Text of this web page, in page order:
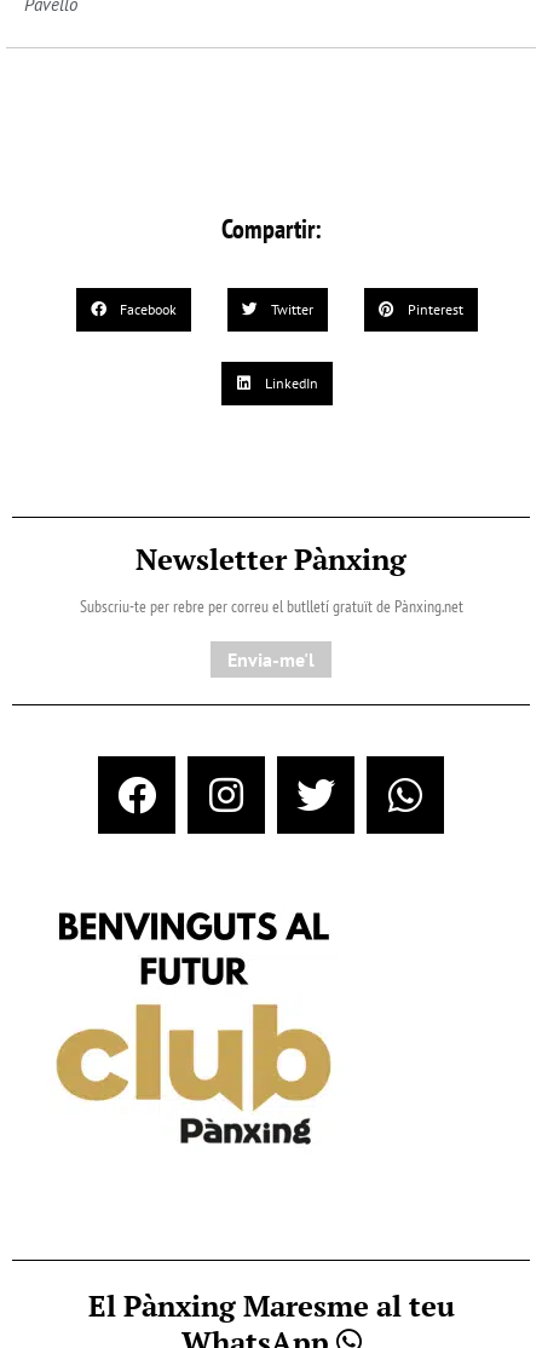
Compartir:
Facebook Twitter Pinterest
LinkedIn
Newsletter Pànxing
Subscriu-te per rebre per correu el butlletí gratuït de Pànxing.net​
Envia-me'l
El Pànxing Maresme al teu